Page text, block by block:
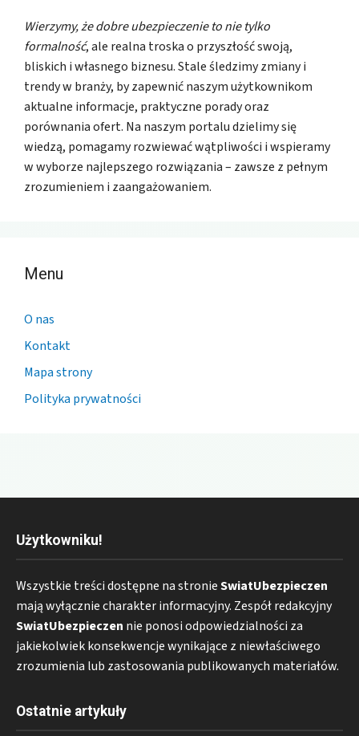
Wierzymy, że dobre ubezpieczenie to nie tylko
formalność, ale realna troska o przyszłość swoją,
bliskich i własnego biznesu. Stale śledzimy zmiany i
trendy w branży, by zapewnić naszym użytkownikom
aktualne informacje, praktyczne porady oraz
porównania ofert. Na naszym portalu dzielimy się
wiedzą, pomagamy rozwiewać wątpliwości i wspieramy
w wyborze najlepszego rozwiązania – zawsze z pełnym
zrozumieniem i zaangażowaniem.
Menu
O nas
Kontakt
Mapa strony
Polityka prywatności
Użytkowniku!
Wszystkie treści dostępne na stronieSwiatUbezpieczen
mają wyłącznie charakter informacyjny. Zespół redakcyjny
SwiatUbezpieczen nie ponosi odpowiedzialności za
jakiekolwiek konsekwencje wynikające z niewłaściwego
zrozumienia lub zastosowania publikowanych materiałów.
Ostatnie artykuły